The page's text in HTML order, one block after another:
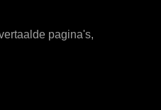
pagina's,